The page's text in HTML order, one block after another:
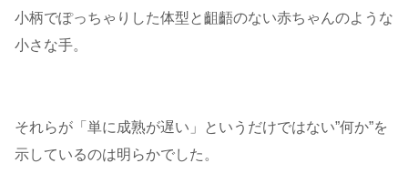
小柄でぽっちゃりした体型と齟齬のない赤ちゃんのような
小さな手。
それらが「単に成熟が遅い」というだけではない”何か”を
示しているのは明らかでした。